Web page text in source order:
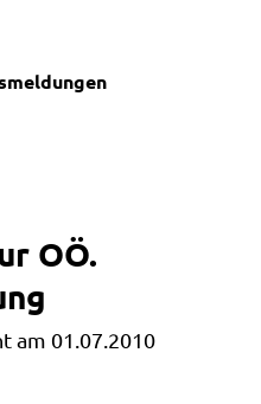
OÖ.
am 01.07.2010